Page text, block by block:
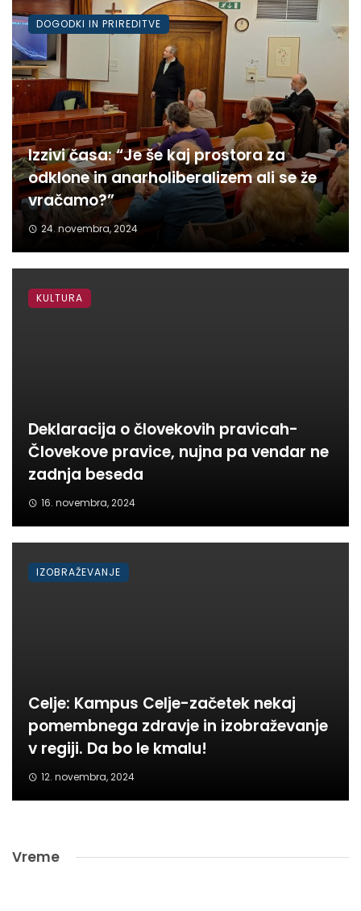
Izzivi časa: “Je še kaj prostora za
odklone in anarholiberalizem ali se že
vračamo?”
24. novembra, 2024
DOGODKI IN PRIREDITVE
Deklaracija o človekovih pravicah-
Človekove pravice, nujna pa vendar ne
zadnja beseda
16. novembra, 2024
KULTURA
Celje: Kampus Celje-začetek nekaj
pomembnega zdravje in izobraževanje
v regiji. Da bo le kmalu!
12. novembra, 2024
IZOBRAŽEVANJE
Vreme